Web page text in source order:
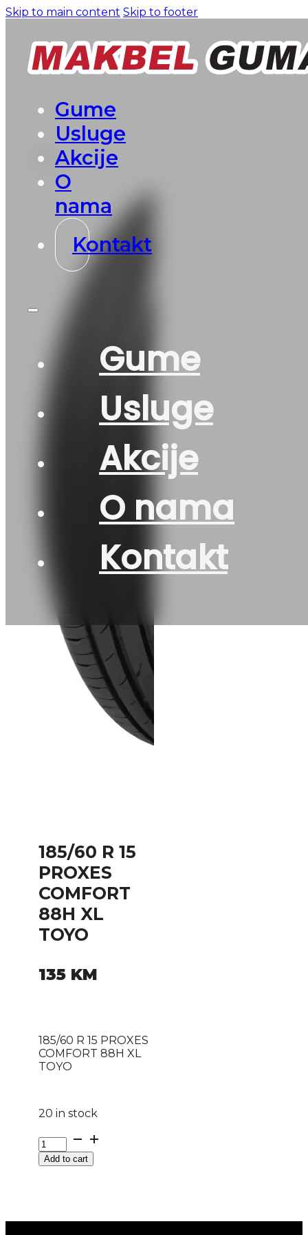
Skip to main content Skip to footer
Gume
Usluge
Akcije
O
nama
Kontakt
Gume
Usluge
Akcije
O nama
Kontakt
185/60 R 15
PROXES
COMFORT
88H XL
TOYO
135 KM
185/60 R 15 PROXES
COMFORT 88H XL
TOYO
20 in stock
185/60
R
15Add to cart